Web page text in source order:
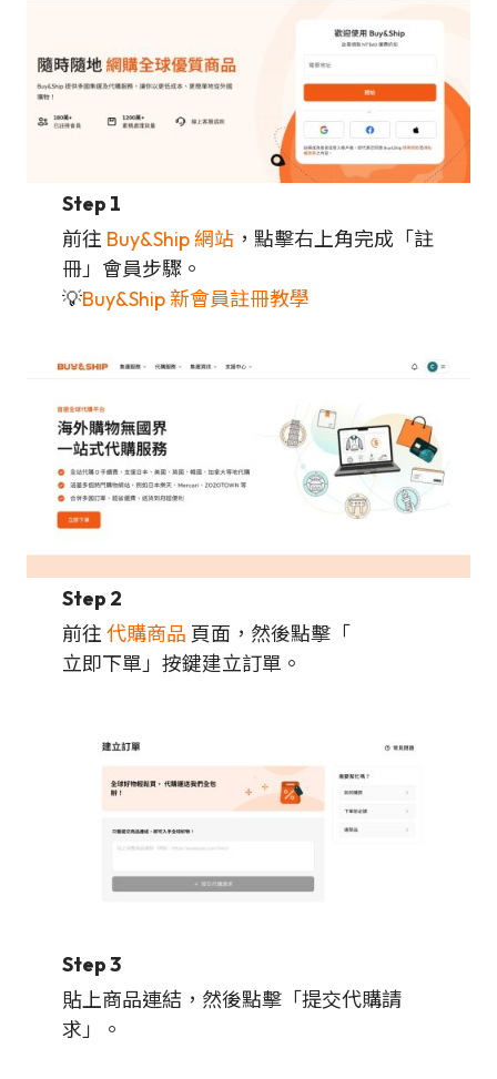
Step 1
前往 Buy&Ship 網站 ，點擊右上角完成「註
冊」會員步驟。
💡Buy&Ship 新會員註冊教學
Step 2
前往 代購商品 頁面，然後點擊「
立即下單」按鍵建立訂單。
Step 3
貼上商品連結，然後點擊「提交代購請
求」。